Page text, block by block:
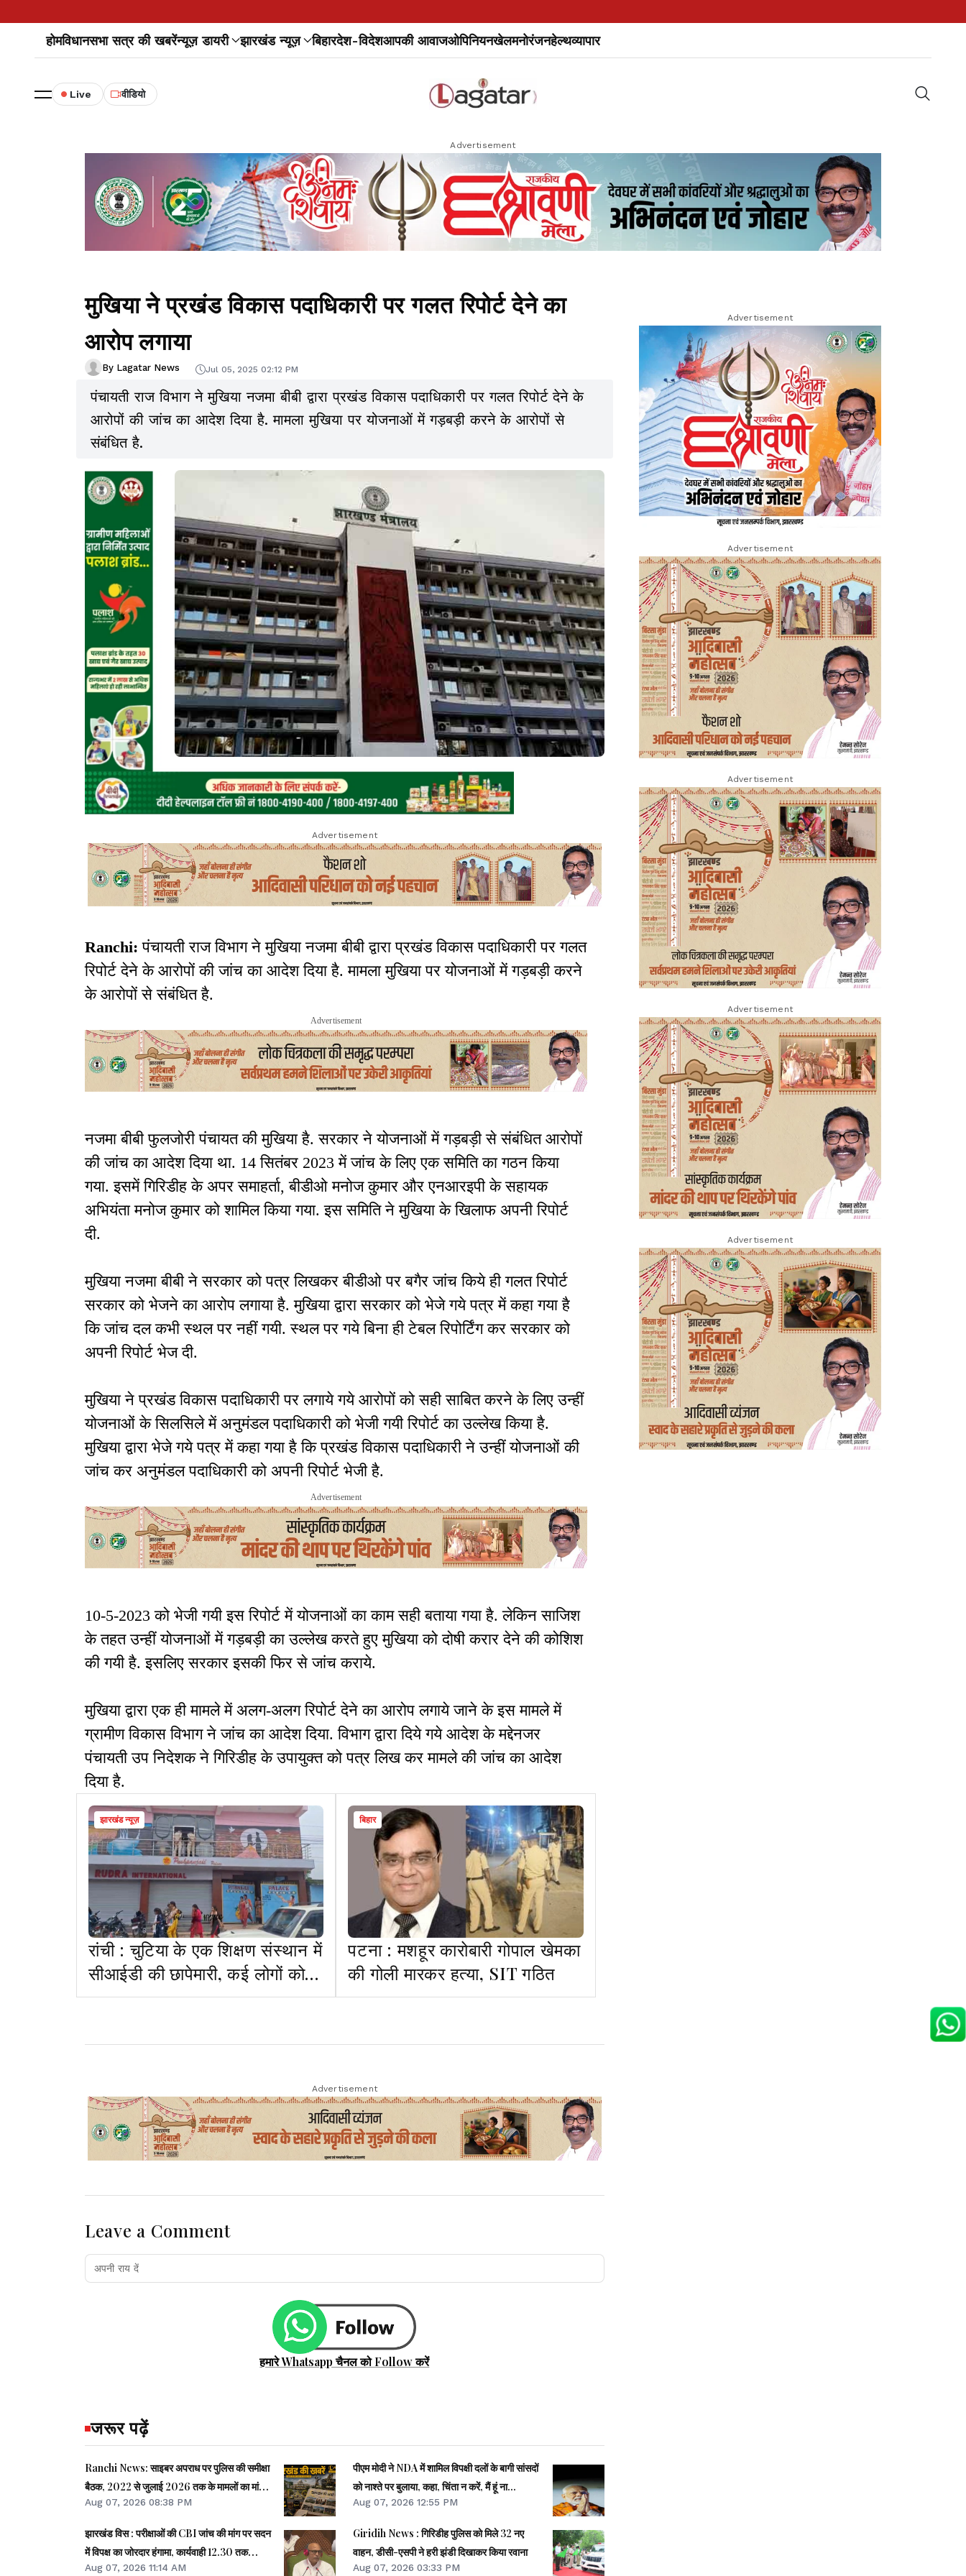
होमविधानसभा सत्र की खबरेंन्यूज़ डायरी झारखंड न्यूज़ बिहारदेश-विदेशआपकी आवाजओपिनियनखेलमनोरंजनहेल्थव्यापार
Live वीडियो
Advertisement
मुखिया ने प्रखंड विकास पदाधिकारी पर गलत रिपोर्ट देने का
आरोप लगाया
By Lagatar News Jul 05, 2025 02:12 PM
पंचायती राज विभाग ने मुखिया नजमा बीबी द्वारा प्रखंड विकास पदाधिकारी पर गलत रिपोर्ट देने के
आरोपों की जांच का आदेश दिया है. मामला मुखिया पर योजनाओं में गड़बड़ी करने के आरोपों से
संबंधित है.
Advertisement
Ranchi: पंचायती राज विभाग ने मुखिया नजमा बीबी द्वारा प्रखंड विकास पदाधिकारी पर गलत
रिपोर्ट देने के आरोपों की जांच का आदेश दिया है. मामला मुखिया पर योजनाओं में गड़बड़ी करने
के आरोपों से संबंधित है.
Advertisement
नजमा बीबी फुलजोरी पंचायत की मुखिया है. सरकार ने योजनाओं में गड़बड़ी से संबंधित आरोपों
की जांच का आदेश दिया था. 14 सितंबर 2023 में जांच के लिए एक समिति का गठन किया
गया. इसमें गिरिडीह के अपर समाहर्ता, बीडीओ मनोज कुमार और एनआरइपी के सहायक
अभियंता मनोज कुमार को शामिल किया गया. इस समिति ने मुखिया के खिलाफ अपनी रिपोर्ट
दी.
मुखिया नजमा बीबी ने सरकार को पत्र लिखकर बीडीओ पर बगैर जांच किये ही गलत रिपोर्ट
सरकार को भेजने का आरोप लगाया है. मुखिया द्वारा सरकार को भेजे गये पत्र में कहा गया है
कि जांच दल कभी स्थल पर नहीं गयी. स्थल पर गये बिना ही टेबल रिपोर्टिंग कर सरकार को
अपनी रिपोर्ट भेज दी.
मुखिया ने प्रखंड विकास पदाधिकारी पर लगाये गये आरोपों को सही साबित करने के लिए उन्हीं
योजनाओं के सिलसिले में अनुमंडल पदाधिकारी को भेजी गयी रिपोर्ट का उल्लेख किया है.
मुखिया द्वारा भेजे गये पत्र में कहा गया है कि प्रखंड विकास पदाधिकारी ने उन्हीं योजनाओं की
जांच कर अनुमंडल पदाधिकारी को अपनी रिपोर्ट भेजी है.
Advertisement
10-5-2023 को भेजी गयी इस रिपोर्ट में योजनाओं का काम सही बताया गया है. लेकिन साजिश
के तहत उन्हीं योजनाओं में गड़बड़ी का उल्लेख करते हुए मुखिया को दोषी करार देने की कोशिश
की गयी है. इसलिए सरकार इसकी फिर से जांच कराये.
मुखिया द्वारा एक ही मामले में अलग-अलग रिपोर्ट देने का आरोप लगाये जाने के इस मामले में
ग्रामीण विकास विभाग ने जांच का आदेश दिया. विभाग द्वारा दिये गये आदेश के मद्देनजर
पंचायती उप निदेशक ने गिरिडीह के उपायुक्त को पत्र लिख कर मामले की जांच का आदेश
दिया है.
झारखंड न्यूज़
रांची : चुटिया के एक शिक्षण संस्थान में
सीआईडी की छापेमारी, कई लोगों को
हिरासत में लिया
बिहार
पटना : मशहूर कारोबारी गोपाल खेमका
की गोली मारकर हत्या, SIT गठित
Advertisement
Leave a Comment
हमारे Whatsapp चैनल को Follow करें
जरूर पढ़ें
Ranchi News: साइबर अपराध पर पुलिस की समीक्षा
बैठक, 2022 से जुलाई 2026 तक के मामलों का मांगा
ब्योरा
Aug 07, 2026 08:38 PM
झारखंड विस : परीक्षाओं की CBI जांच की मांग पर सदन
में विपक्ष का जोरदार हंगामा, कार्यवाही 12.30 तक
स्थगित
Aug 07, 2026 11:14 AM
पीएम मोदी ने NDA में शामिल विपक्षी दलों के बागी सांसदों
को नाश्ते पर बुलाया, कहा, चिंता न करें, मैं हूं ना...
Aug 07, 2026 12:55 PM
Giridih News : गिरिडीह पुलिस को मिले 32 नए
वाहन, डीसी-एसपी ने हरी झंडी दिखाकर किया रवाना
Aug 07, 2026 03:33 PM
Advertisement
Advertisement
Advertisement
Advertisement
Advertisement